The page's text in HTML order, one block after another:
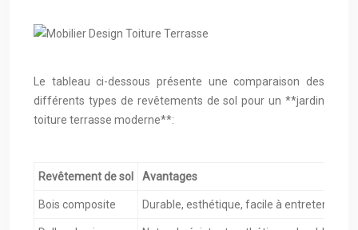
Le tableau ci-dessous présente une comparaison des
différents types de revêtements de sol pour un **jardin
toiture terrasse moderne**:
Revêtement de sol Avantages
Bois composite Durable, esthétique, facile à entretenir,